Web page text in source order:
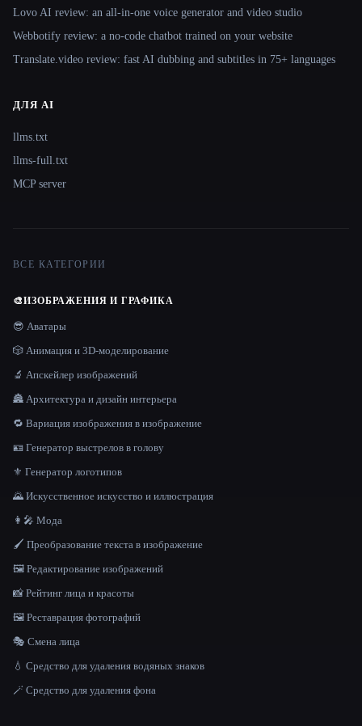
Lovo AI review: an all-in-one voice generator and video studio
Webbotify review: a no-code chatbot trained on your website
Translate.video review: fast AI dubbing and subtitles in 75+ languages
ДЛЯ AI
llms.txt
llms-full.txt
MCP server
ВСЕ КАТЕГОРИИ
🎨ИЗОБРАЖЕНИЯ И ГРАФИКА
😎 Аватары
🎲 Анимация и 3D-моделирование
🔬 Апскейлер изображений
🏯 Архитектура и дизайн интерьера
🔁 Вариация изображения в изображение
🪪 Генератор выстрелов в голову
⚜️ Генератор логотипов
🌄 Искусственное искусство и иллюстрация
👩‍🎤 Мода
🖌️ Преобразование текста в изображение
🖼️ Редактирование изображений
📸 Рейтинг лица и красоты
🖼️ Реставрация фотографий
🎭 Смена лица
💧 Средство для удаления водяных знаков
🪄 Средство для удаления фона